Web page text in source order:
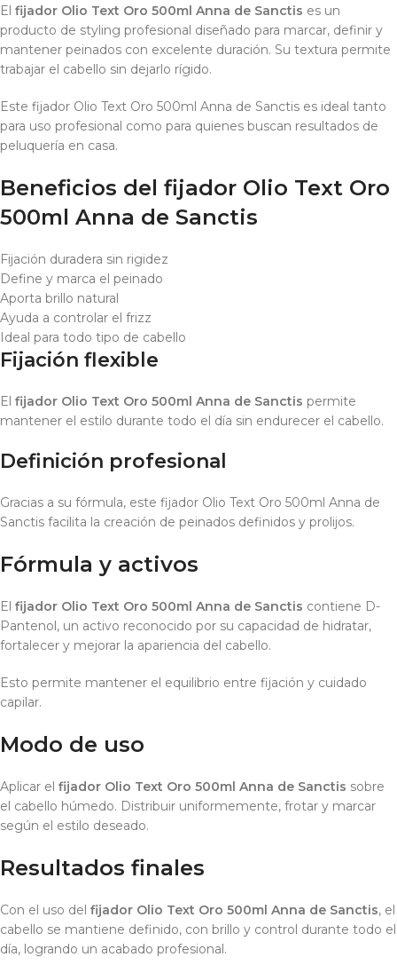
El fijador Olio Text Oro 500ml Anna de Sanctis es un
producto de styling profesional diseñado para marcar, definir y
mantener peinados con excelente duración. Su textura permite
trabajar el cabello sin dejarlo rígido.
Este fijador Olio Text Oro 500ml Anna de Sanctis es ideal tanto
para uso profesional como para quienes buscan resultados de
peluquería en casa.
Beneficios del fijador Olio Text Oro
500ml Anna de Sanctis
Fijación duradera sin rigidez
Define y marca el peinado
Aporta brillo natural
Ayuda a controlar el frizz
Ideal para todo tipo de cabello
Fijación flexible
El fijador Olio Text Oro 500ml Anna de Sanctis permite
mantener el estilo durante todo el día sin endurecer el cabello.
Definición profesional
Gracias a su fórmula, este fijador Olio Text Oro 500ml Anna de
Sanctis facilita la creación de peinados definidos y prolijos.
Fórmula y activos
El fijador Olio Text Oro 500ml Anna de Sanctis contiene D-
Pantenol, un activo reconocido por su capacidad de hidratar,
fortalecer y mejorar la apariencia del cabello.
Esto permite mantener el equilibrio entre fijación y cuidado
capilar.
Modo de uso
Aplicar el fijador Olio Text Oro 500ml Anna de Sanctis sobre
el cabello húmedo. Distribuir uniformemente, frotar y marcar
según el estilo deseado.
Resultados finales
Con el uso del fijador Olio Text Oro 500ml Anna de Sanctis, el
cabello se mantiene definido, con brillo y control durante todo el
día, logrando un acabado profesional.